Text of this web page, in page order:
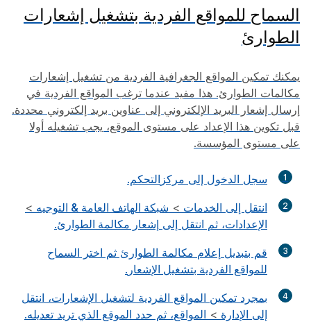
السماح للمواقع الفردية بتشغيل إشعارات
الطوارئ
يمكنك تمكين المواقع الجغرافية الفردية من تشغيل إشعارات
مكالمات الطوارئ. هذا مفيد عندما ترغب المواقع الفردية في
إرسال إشعار البريد الإلكتروني إلى عناوين بريد إلكتروني محددة.
قبل تكوين هذا الإعداد على مستوى الموقع، يجب تشغيله أولا
على مستوى المؤسسة.
1 سجل الدخول إلى مركز التحكم.
2 انتقل إلى الخدمات > شبكة الهاتف العامة & التوجيه >
الإعدادات، ثم انتقل إلى إشعار مكالمة الطوارئ.
3 قم بتبديل إعلام مكالمة الطوارئ ثم اختر السماح
للمواقع الفردية بتشغيل الإشعار .
4
بمجرد تمكين المواقع الفردية لتشغيل الإشعارات، انتقل
إلى الإدارة > المواقع، ثم حدد الموقع الذي تريد تعديله.